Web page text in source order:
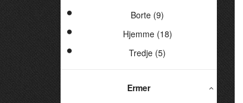
Borte (9)
Hjemme (18)
Tredje (5)
Ermer